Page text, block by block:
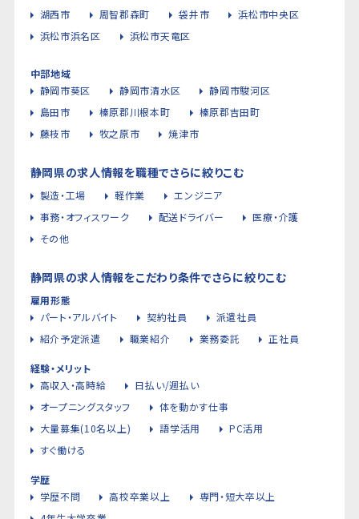
湖西市
周智郡森町 袋井市
浜松市中央区
浜松市浜名区
浜松市天竜区
中部地域
静岡市葵区
静岡市清水区
静岡市駿河区
島田市
榛原郡川根本町
榛原郡吉田町
藤枝市
牧之原市 焼津市
静岡県の求人情報を職種でさらに絞りこむ
製造・工場 軽作業
エンジニア
事務・オフィスワーク
配送ドライバー
医療・介護
その他
静岡県の求人情報をこだわり条件でさらに絞りこむ
雇用形態
パート・アルバイト
契約社員
派遣社員
紹介予定派遣
職業紹介 業務委託 正社員
経験・メリット
高収入・高時給
日払い/週払い
オープニングスタッフ
体を動かす仕事
大量募集(10名以上)
語学活用
PC活用
すぐ働ける
学歴
学歴不問
高校卒業以上
専門・短大卒以上